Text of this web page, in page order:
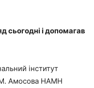
сьогодні і допомагав
інститут
Амосова НАМН